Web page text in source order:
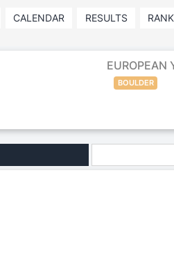
CALENDAR RESULTS
EUROPEAN
BOULDER